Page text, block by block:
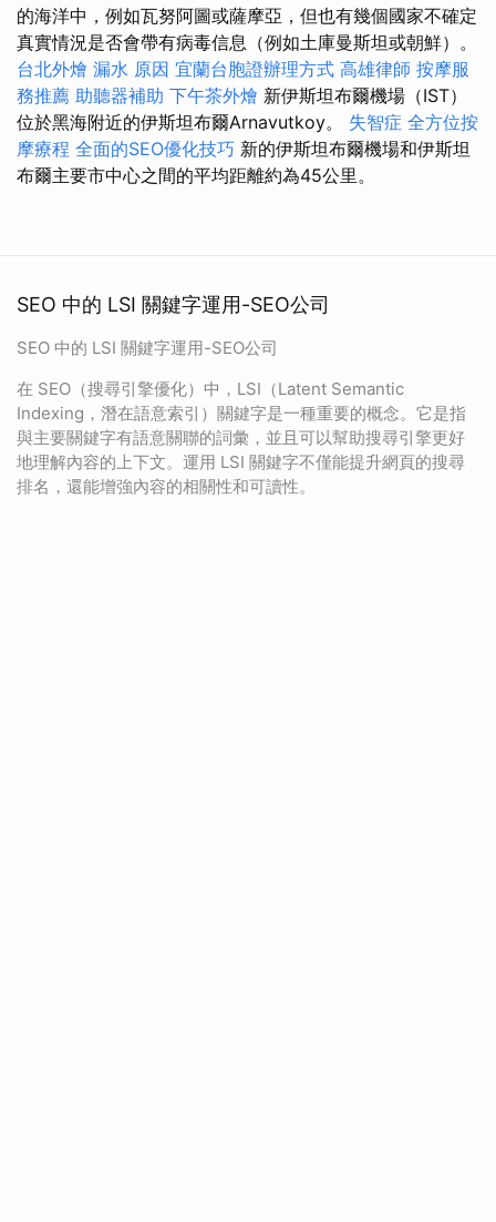
的海洋中，例如瓦努阿圖或薩摩亞，但也有幾個國家不確定
真實情況是否會帶有病毒信息（例如土庫曼斯坦或朝鮮）。
台北外燴 漏水 原因 宜蘭台胞證辦理方式 高雄律師 按摩服
務推薦 助聽器補助 下午茶外燴 新伊斯坦布爾機場（IST）
位於黑海附近的伊斯坦布爾Arnavutkoy。 失智症 全方位按
摩療程 全面的SEO優化技巧 新的伊斯坦布爾機場和伊斯坦
布爾主要市中心之間的平均距離約為45公里。
SEO 中的 LSI 關鍵字運用-SEO公司
SEO 中的 LSI 關鍵字運用-SEO公司
在 SEO（搜尋引擎優化）中，LSI（Latent Semantic
Indexing，潛在語意索引）關鍵字是一種重要的概念。它是指
與主要關鍵字有語意關聯的詞彙，並且可以幫助搜尋引擎更好
地理解內容的上下文。運用 LSI 關鍵字不僅能提升網頁的搜尋
排名，還能增強內容的相關性和可讀性。